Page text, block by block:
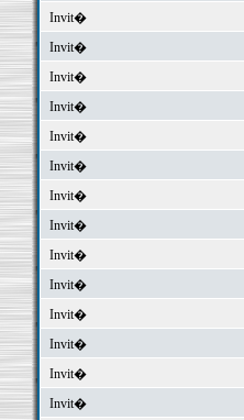
Invit�
Invit�
Invit�
Invit�
Invit�
Invit�
Invit�
Invit�
Invit�
Invit�
Invit�
Invit�
Invit�
Invit�